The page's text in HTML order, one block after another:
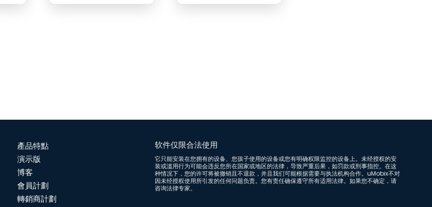
產品特點
演示版
博客
會員計劃
轉銷商計劃
软件仅限合法使用
它只能安装在您拥有的设备、您孩子使用的设备或您有明确权限监控的设备上。未经授权的安
装或滥用行为可能会违反您所在国家或地区的法律，导致严重后果，如罚款或刑事指控。在这
种情况下，您的许可将被撤销且不退款，并且我们可能根据需要与执法机构合作。uMobix不对
因未经授权使用所引发的任何问题负责。您有责任确保遵守所有适用法律。如果您不确定，请
咨询法律专家。